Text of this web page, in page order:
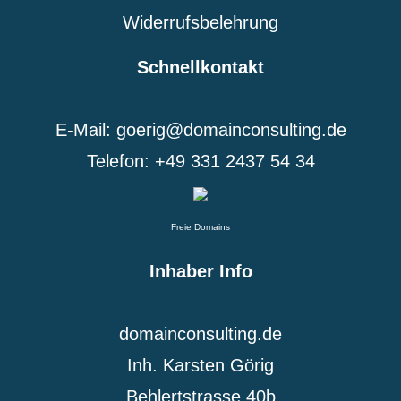
Widerrufsbelehrung
Schnellkontakt
E-Mail: goerig@domainconsulting.de
Telefon: +49 331 2437 54 34
Freie Domains
Inhaber Info
domainconsulting.de
Inh. Karsten Görig
Behlertstrasse 40b